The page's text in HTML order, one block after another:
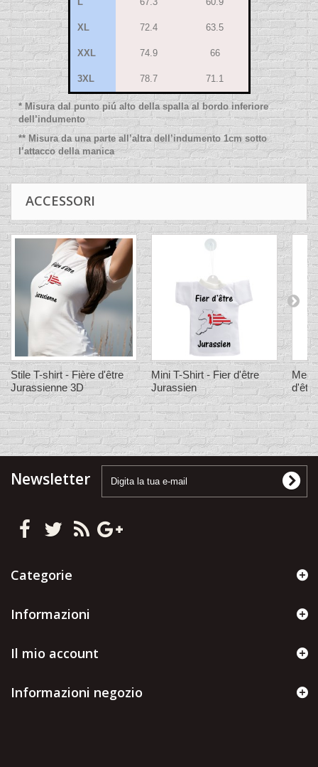
XL 72.4 63.5
XXL 74.9 66
3XL 78.7 71.1
* Misura dal punto piú alto della spalla al bordo inferiore
dell’indumento
** Misura da una parte all’altra dell’indumento 1cm sotto
l’attacco della manica
ACCESSORI
Stile T-shirt - Fière d'être
Jurassienne 3D
Mini T-Shirt - Fier d'être
Jurassien
Newsletter
Categorie
Informazioni
Il mio account
Informazioni negozio